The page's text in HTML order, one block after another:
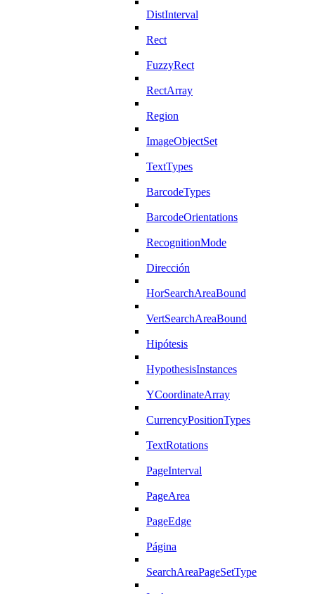
DistInterval
Rect
FuzzyRect
RectArray
Region
ImageObjectSet
TextTypes
BarcodeTypes
BarcodeOrientations
RecognitionMode
Dirección
HorSearchAreaBound
VertSearchAreaBound
Hipótesis
HypothesisInstances
YCoordinateArray
CurrencyPositionTypes
TextRotations
PageInterval
PageArea
PageEdge
Página
SearchAreaPageSetType